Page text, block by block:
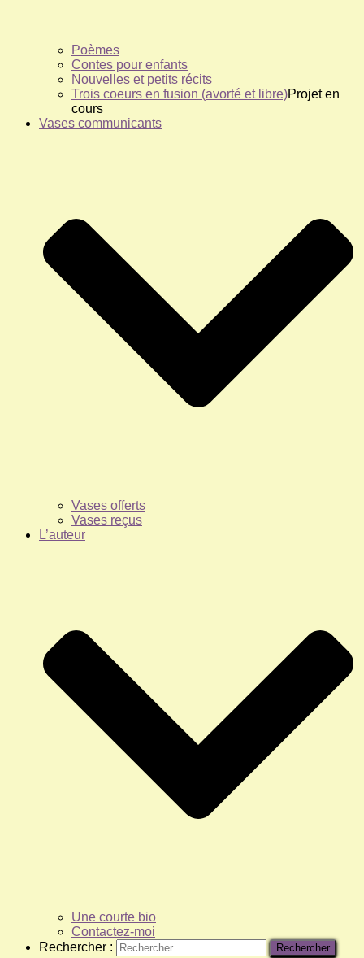
Poèmes
Contes pour enfants
Nouvelles et petits récits
Trois coeurs en fusion (avorté et libre)Projet en
cours
Vases communicants
Vases offerts
Vases reçus
L’auteur
Une courte bio
Contactez-moi
Rechercher :